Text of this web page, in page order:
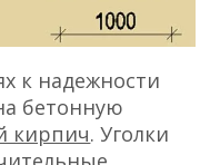
к надежности
бетонную
кирпич. Уголки